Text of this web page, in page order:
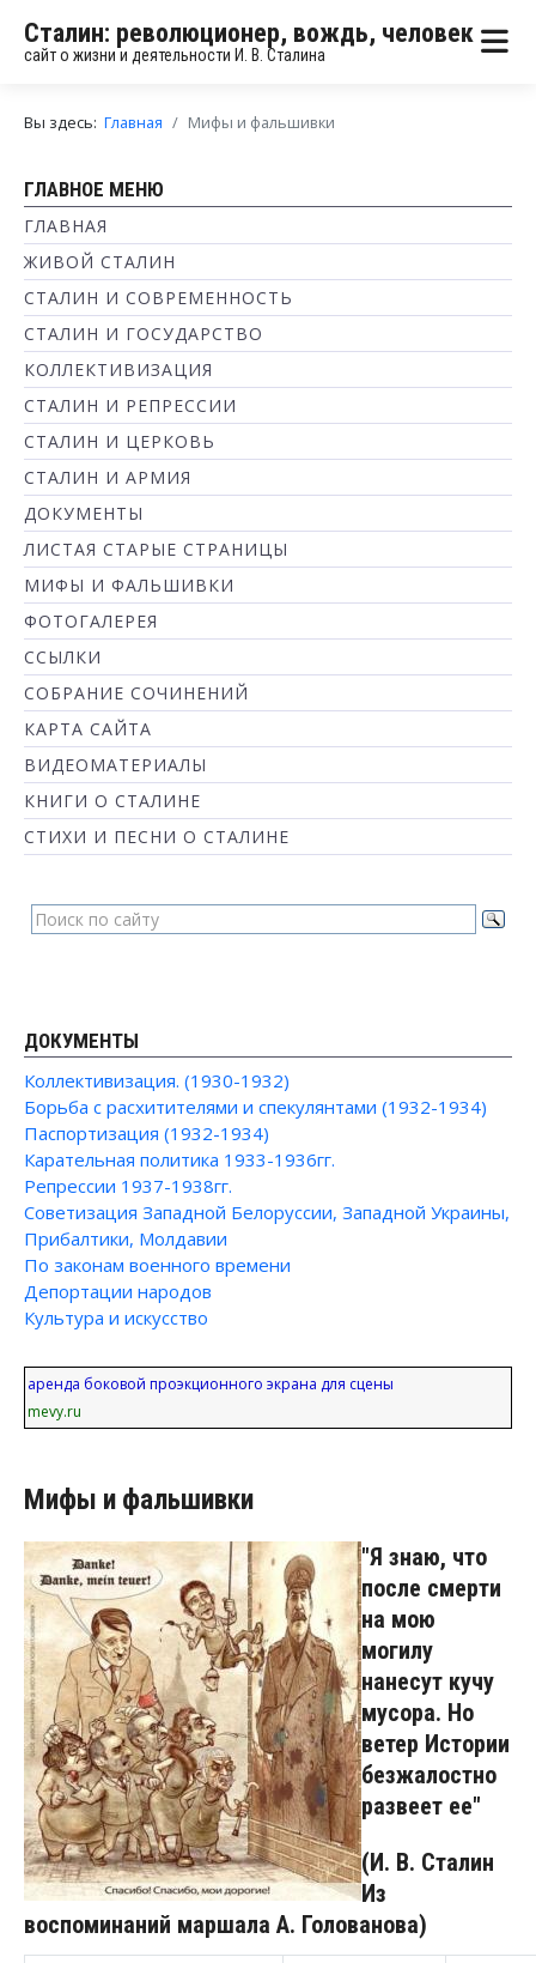
Сталин: революционер, вождь, человек
сайт о жизни и деятельности И. В. Сталина
Вы здесь: Главная Мифы и фальшивки
ГЛАВНОЕ МЕНЮ
ГЛАВНАЯ
ЖИВОЙ СТАЛИН
СТАЛИН И СОВРЕМЕННОСТЬ
СТАЛИН И ГОСУДАРСТВО
КОЛЛЕКТИВИЗАЦИЯ
СТАЛИН И РЕПРЕССИИ
СТАЛИН И ЦЕРКОВЬ
СТАЛИН И АРМИЯ
ДОКУМЕНТЫ
ЛИСТАЯ СТАРЫЕ СТРАНИЦЫ
МИФЫ И ФАЛЬШИВКИ
ФОТОГАЛЕРЕЯ
ССЫЛКИ
СОБРАНИЕ СОЧИНЕНИЙ
КАРТА САЙТА
ВИДЕОМАТЕРИАЛЫ
КНИГИ О СТАЛИНЕ
СТИХИ И ПЕСНИ О СТАЛИНЕ
ДОКУМЕНТЫ
Коллективизация. (1930-1932)
Борьба с расхитителями и спекулянтами (1932-1934)
Паспортизация (1932-1934)
Карательная политика 1933-1936гг.
Репрессии 1937-1938гг.
Советизация Западной Белоруссии, Западной Украины,
Прибалтики, Молдавии
По законам военного времени
Депортации народов
Культура и искусство
аренда боковой проэкционного экрана для сцены
mevy.ru
Мифы и фальшивки
"Я знаю, что
после смерти
на мою
могилу
нанесут кучу
мусора. Но
ветер Истории
безжалостно
развеет ее"
(И. В. Сталин
Из
воспоминаний маршала А. Голованова)